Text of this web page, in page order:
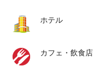
ホテル
カフェ・飲食店